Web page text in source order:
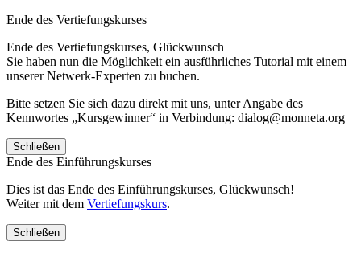
Ende des Vertiefungskurses
Ende des Vertiefungskurses, Glückwunsch
Sie haben nun die Möglichkeit ein ausführliches Tutorial mit einem
unserer Netwerk-Experten zu buchen.
Bitte setzen Sie sich dazu direkt mit uns, unter Angabe des
Kennwortes „Kursgewinner“ in Verbindung: dialog@monneta.org
Schließen
Ende des Einführungskurses
Dies ist das Ende des Einführungskurses, Glückwunsch!
Weiter mit dem Vertiefungskurs.
Schließen